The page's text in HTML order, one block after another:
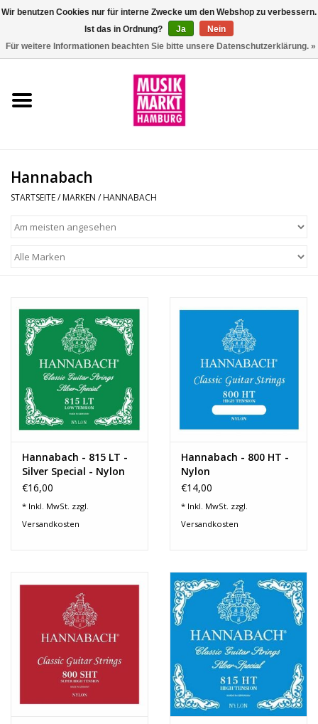
Aktion
Percussion
DJ
Recording
Lichttechnik
PA-Anlage
Traditionelle Instrumente
Signalprozessoren & Effekte
Sound Equipment
Noten-Zubehör
Hannabach
STARTSEITE/ MARKEN / HANNABACH
Hannabach - 815 LT -
Silver Special - Nylon
€16,00
* Inkl. MwSt. zzgl.
Versandkosten
Hannabach - 800 HT -
Nylon
€14,00
* Inkl. MwSt. zzgl.
Versandkosten
Wir benutzen Cookies nur für interne Zwecke um den Webshop zu verbessern.
Ist das in Ordnung?
Ja
Nein
Für weitere Informationen beachten Sie bitte unsere Datenschutzerklärung. »